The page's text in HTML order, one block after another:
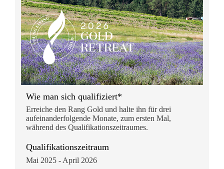
Wie man sich qualifiziert*
Erreiche den Rang Gold und halte ihn für drei
aufeinanderfolgende Monate, zum ersten Mal,
während des Qualifikationszeitraumes.
Qualifikationszeitraum
Mai 2025 - April 2026